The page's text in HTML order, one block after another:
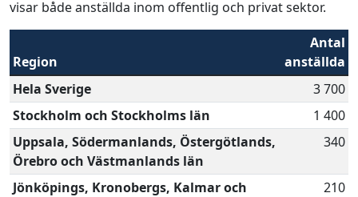
visar både anställda inom offentlig och privat sektor.
Region
Antal
anställda
Hela Sverige
3 700
Stockholm och Stockholms län
1 400
Uppsala, Södermanlands, Östergötlands,
Örebro och Västmanlands län
340
Jönköpings, Kronobergs, Kalmar och
210